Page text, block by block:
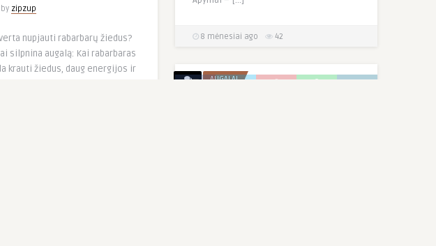
8 mėnesiai ago 42
zipzup
nupjauti rabarbarų žiedus?
silpnina augalą: Kai rabarbaras
krauti žiedus, daug energijos ir
AUGALAI